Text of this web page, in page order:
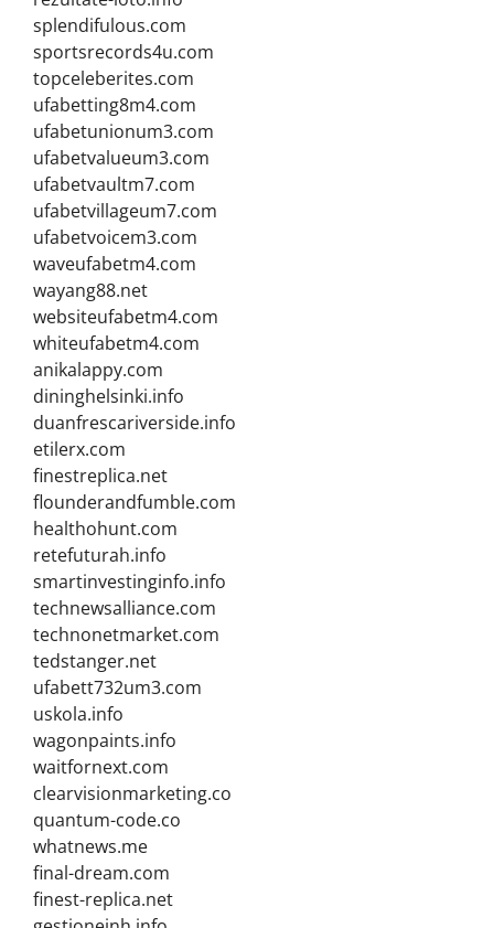
splendifulous.com
sportsrecords4u.com
topceleberites.com
ufabetting8m4.com
ufabetunionum3.com
ufabetvalueum3.com
ufabetvaultm7.com
ufabetvillageum7.com
ufabetvoicem3.com
waveufabetm4.com
wayang88.net
websiteufabetm4.com
whiteufabetm4.com
anikalappy.com
dininghelsinki.info
duanfrescariverside.info
etilerx.com
finestreplica.net
flounderandfumble.com
healthohunt.com
retefuturah.info
smartinvestinginfo.info
technewsalliance.com
technonetmarket.com
tedstanger.net
ufabett732um3.com
uskola.info
wagonpaints.info
waitfornext.com
clearvisionmarketing.co
quantum-code.co
whatnews.me
final-dream.com
finest-replica.net